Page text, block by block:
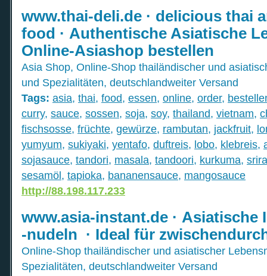
www.thai-deli.de · delicious thai
food · Authentische Asiatische
Online-Asiashop bestellen
Asia Shop, Online-Shop thailändischer und
und Spezialitäten, deutschlandweiter Versand
Tags: asia, thai, food, essen, online, order,
curry, sauce, sossen, soja, soy, thailand, vietnam,
fischsosse, früchte, gewürze, rambutan, jackfruit,
yumyum, sukiyaki, yentafo, duftreis, lobo, klebreis,
sojasauce, tandori, masala, tandoori, kurkuma,
sesamöl, tapioka, bananensauce, mangosauce
http://88.198.117.233
www.asia-instant.de · Asiatische
-nudeln · Ideal für
Online-Shop thailändischer und asiatischer
Spezialitäten, deutschlandweiter Versand